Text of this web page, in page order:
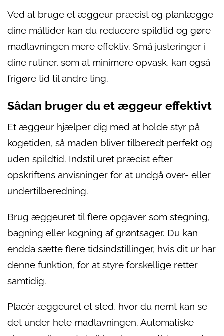
Ved at bruge et æggeur præcist og planlægge
dine måltider kan du reducere spildtid og gøre
madlavningen mere effektiv. Små justeringer i
dine rutiner, som at minimere opvask, kan også
frigøre tid til andre ting.
Sådan bruger du et æggeur effektivt
Et æggeur hjælper dig med at holde styr på
kogetiden, så maden bliver tilberedt perfekt og
uden spildtid. Indstil uret præcist efter
opskriftens anvisninger for at undgå over- eller
undertilberedning.
Brug æggeuret til flere opgaver som stegning,
bagning eller kogning af grøntsager. Du kan
endda sætte flere tidsindstillinger, hvis dit ur har
denne funktion, for at styre forskellige retter
samtidig.
Placér æggeuret et sted, hvor du nemt kan se
det under hele madlavningen. Automatiske